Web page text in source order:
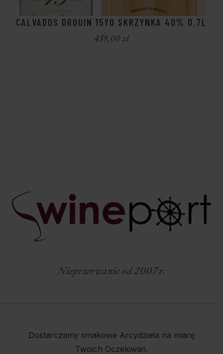
CALVADOS DROUIN 15YO SKRZYNKA 40% 0.7L
459,00zł
Nieprzerwanie od 2007 r.
Dostarczamy smakowe Arcydzieła na miarę
Twoich Oczekiwań.